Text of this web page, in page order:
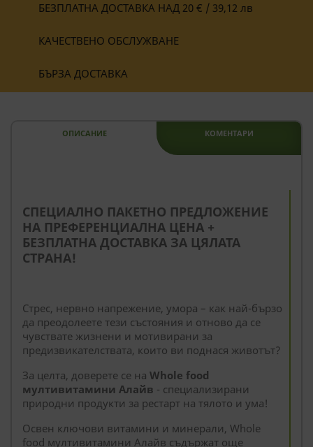
БЕЗПЛАТНА ДОСТАВКА НАД 20 € / 39,12 лв
КАЧЕСТВЕНО ОБСЛУЖВАНЕ
БЪРЗА ДОСТАВКА
ОПИСАНИЕ КОМЕНТАРИ
СПЕЦИАЛНО ПАКЕТНО ПРЕДЛОЖЕНИЕ
НА ПРЕФЕРЕНЦИАЛНА ЦЕНА +
БЕЗПЛАТНА ДОСТАВКА ЗА ЦЯЛАТА
СТРАНА!
Стрес, нервно напрежение, умора – как най-бързо
да преодолеете тези състояния и отново да се
чувствате жизнени и мотивирани за
предизвикателствата, които ви поднася животът?
За целта, доверете се на Whole food
мултивитамини Алайв - специализирани
природни продукти за рестарт на тялото и ума!
Освен ключови витамини и минерали, Whole
food мултивитамини Алайв съдържат още